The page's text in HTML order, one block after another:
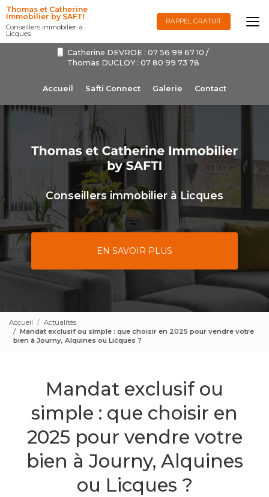
Aller
au
contenu
principal
Catherine DEVROE :07 56 99 67 10 /
Thomas DUCLOY : 07 80 99 73 78
Accueil Safti Connect Galerie Contact
Thomas et Catherine
Immobilier by SAFTI
Conseillers immobilier à
Licques
RAPPEL GRATUIT
Conseillers immobilier à Licques
EN SAVOIR PLUS
Accueil
Actualités
Mandat exclusif ou simple : que choisir en 2025 pour vendre votre
bien à Journy, Alquines ou Licques ?
Mandat exclusif ou
simple : que choisir en
2025 pour vendre votre
bien à Journy, Alquines
ou Licques ?